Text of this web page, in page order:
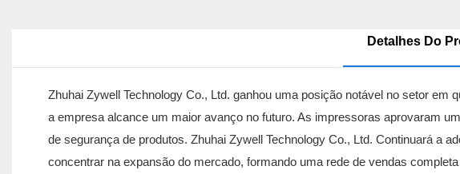
Detalhes Do
Zhuhai Zywell Technology Co., Ltd. ganhou uma posição notável no setor
a empresa alcance um maior avanço no futuro. As impressoras aprovaram
de segurança de produtos. Zhuhai Zywell Technology Co., Ltd. Continuará a
concentrar na expansão do mercado, formando uma rede de vendas